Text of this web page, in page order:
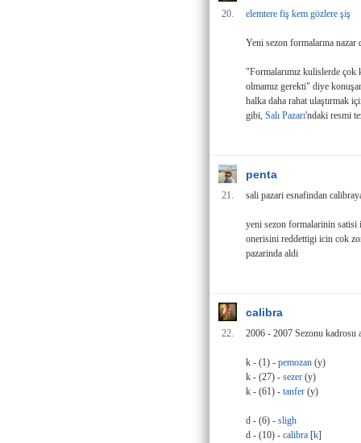
20. elemtere fiş kem gözlere şiş
Yeni sezon formalarına
"Formalarımız kulislerde çok
olmamız gerekti" diye
halka daha rahat ulaştırmak
gibi, Salı Pazarı'ndaki resmi
penta
21. sali pazari esnafindan
yeni sezon formalarinin satisi
onerisini reddettigi icin cok
pazarinda aldi
calibra
22. 2006 - 2007 Sezonu kadrosu
k - (1) - pemozan (y)
k - (27) - sezer (y)
k - (61) - tanfer (y)
d - (6) - sligh
d - (10) - calibra [k]